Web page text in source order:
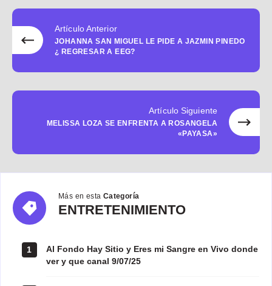
Artículo Anterior
JOHANNA SAN MIGUEL LE PIDE A JAZMIN PINEDO
¿ REGRESAR A EEG?
Artículo Siguiente
MELISSA LOZA SE ENFRENTA A ROSANGELA
«PAYASA»
Más en esta Categoría
ENTRETENIMIENTO
ENTRETENIMIENTO
1
Al Fondo Hay Sitio y Eres mi Sangre en Vivo donde
ver y que canal 9/07/25